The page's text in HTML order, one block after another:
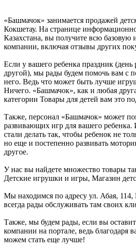
«Башмачок» занимается продажей
Кокшетау. На странице
Казахстана, вы получите всю
компании, включая отзывы других
Если у вашего ребенка праздник
другой), мы рады будем помочь вам с
него. Ведь что может быть лучше
Ничего. «Башмачок», как и любая
категории Товары для детей вам это
Также, персонал «Башмачок» может
развивающих игр для вашего
стали делать так, чтобы ребенок не
но еще и постепенно развивать
другое.
У нас вы найдете множество товары
Детские игрушки и игры, Магазин
Мы находимся по адресу ул. Абая, 114,
всегда рады обслуживать там своих
Также, мы будем рады, если вы
компании на портале, ведь благодаря
можем стать еще лучше!